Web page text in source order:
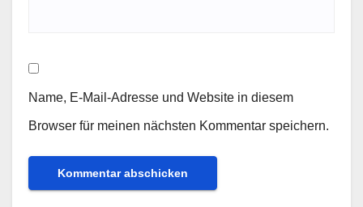
Name, E-Mail-Adresse und Website in diesem
Browser für meinen nächsten Kommentar speichern.